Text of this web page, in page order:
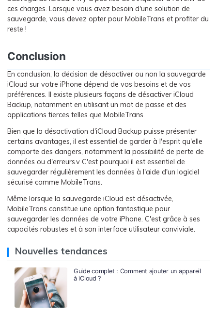
ces charges. Lorsque vous avez besoin d'une solution de
sauvegarde, vous devez opter pour MobileTrans et profiter du
reste !
Conclusion
En conclusion, la décision de désactiver ou non la sauvegarde
iCloud sur votre iPhone dépend de vos besoins et de vos
préférences. Il existe plusieurs façons de désactiver iCloud
Backup, notamment en utilisant un mot de passe et des
applications tierces telles que MobileTrans.
Bien que la désactivation d'iCloud Backup puisse présenter
certains avantages, il est essentiel de garder à l'esprit qu'elle
comporte des dangers, notamment la possibilité de perte de
données ou d'erreurs.v C'est pourquoi il est essentiel de
sauvegarder régulièrement les données à l'aide d'un logiciel
sécurisé comme MobileTrans.
Même lorsque la sauvegarde iCloud est désactivée,
MobileTrans constitue une option fantastique pour
sauvegarder les données de votre iPhone. C'est grâce à ses
capacités robustes et à son interface utilisateur conviviale.
Nouvelles tendances
Guide complet : Comment ajouter un appareil
à iCloud ?